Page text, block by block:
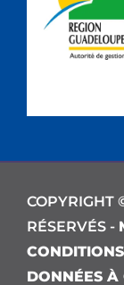
COPYRIGHT
RÉSERVÉS -
DONNÉES À